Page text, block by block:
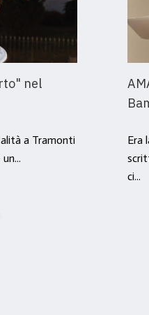
nel
a Tramonti
Era
ci...